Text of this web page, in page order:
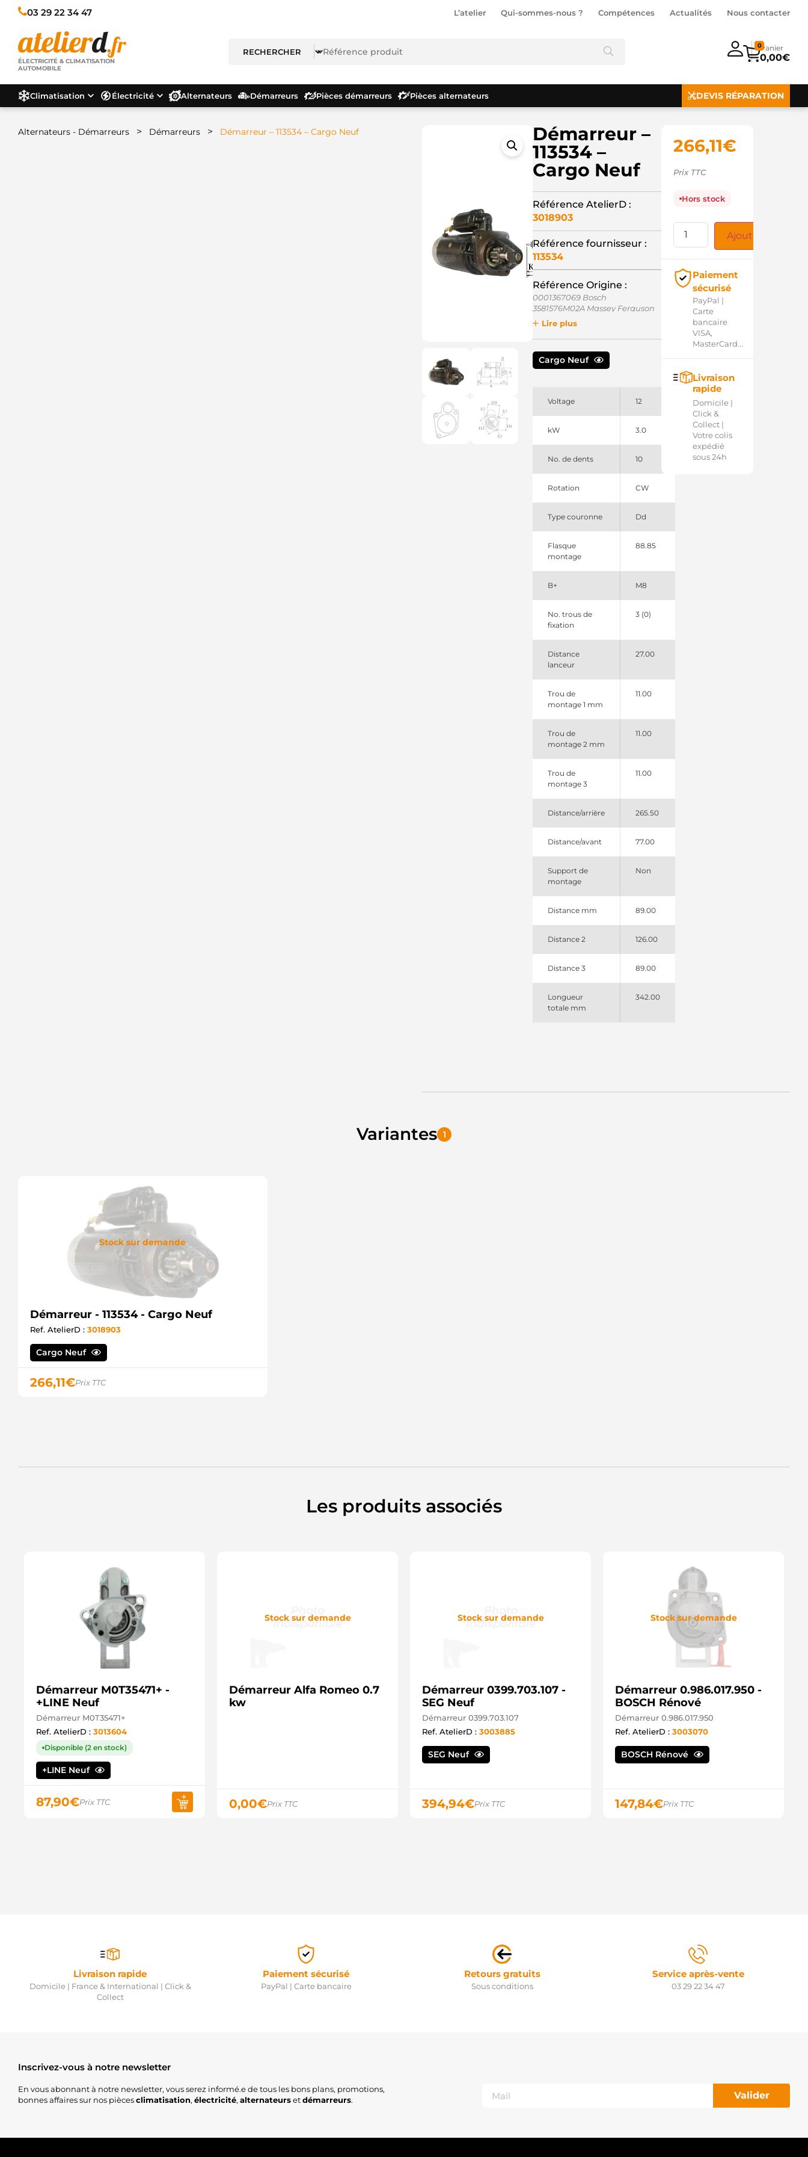
03 29 22 34 47 L’atelier Qui-sommes-nous ? Compétences Actualités Nous contacter
ÉLECTRICITÉ & CLIMATISATION
AUTOMOBILE
0,00€
0
Climatisation Électricité Alternateurs Démarreurs Pièces démarreurs Pièces alternateurs DEVIS RÉPARATION
Alternateurs - Démarreurs > Démarreurs > Démarreur – 113534 – Cargo Neuf
Démarreur –
113534 –
Cargo Neuf
Référence AtelierD :
3018903
Référence fournisseur :
113534
Référence Origine :
0001367069 Bosch
3581576M02A Massey Ferguson
Lire plus
Cargo Neuf
Voltage 12
kW 3.0
No. de dents 10
Rotation CW
Type couronne Dd
Flasque
montage
88.85
B+ M8
No. trous de
fixation
3 (0)
Distance
lanceur
27.00
Trou de
montage 1 mm
11.00
Trou de
montage 2 mm
11.00
Trou de
montage 3
11.00
Distance/arrière 265.50
Distance/avant 77.00
Support de
montage
Non
Distance mm 89.00
Distance 2 126.00
Distance 3 89.00
Longueur
totale mm
342.00
266,11€
Prix TTC
Hors stock
Ajouter au
Paiement
sécurisé
PayPal |
Carte
bancaire
VISA,
MasterCard...
Livraison
rapide
Domicile |
Click &
Collect |
Votre colis
expédié
sous 24h
Variantes 1
Stock sur demande
Démarreur - 113534 - Cargo Neuf
Ref. AtelierD : 3018903
Cargo Neuf
266,11€Prix TTC
Les produits associés
Démarreur M0T35471+ -
+LINE Neuf
Démarreur M0T35471+
Ref. AtelierD : 3013604
Disponible (2 en stock)
+LINE Neuf
87,90€Prix TTC
Stock sur demande
Démarreur Alfa Romeo 0.7
kw
0,00€Prix TTC
Stock sur demande
Démarreur 0399.703.107 -
SEG Neuf
Démarreur 0399.703.107
Ref. AtelierD : 3003885
SEG Neuf
394,94€Prix TTC
Stock sur demande
Démarreur 0.986.017.950 -
BOSCH Rénové
Démarreur 0.986.017.950
Ref. AtelierD : 3003070
BOSCH Rénové
147,84€Prix TTC
Livraison rapide
Domicile | France & International | Click &
Collect
Paiement sécurisé
PayPal | Carte bancaire
Retours gratuits
Sous conditions
Service après-vente
03 29 22 34 47
Inscrivez-vous à notre newsletter
En vous abonnant à notre newsletter, vous serez informé.e de tous les bons plans, promotions,
bonnes affaires sur nos piècesclimatisation, électricité, alternateursetdémarreurs. Valider